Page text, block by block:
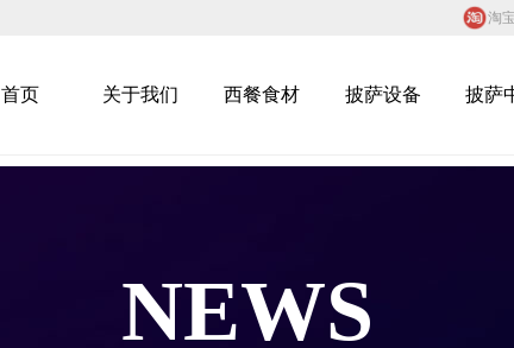
淘
首页 关于我们 西餐食材 披萨设备 披萨
NEWS